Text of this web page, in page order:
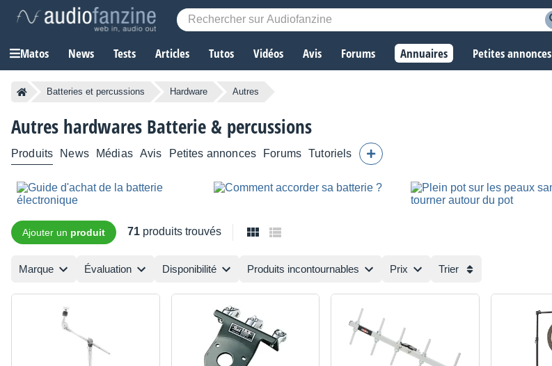
Matos News Tests Articles Tutos Vidéos Avis Forums Annuaires Petites annonces
Batteries et percussions Hardware Autres
Autres hardwares Batterie & percussions
Produits News Médias Avis Petites annonces Forums Tutoriels
Ajouter un produit 71 produits trouvés
Marque Évaluation Disponibilité Produits incontournables Prix Trier